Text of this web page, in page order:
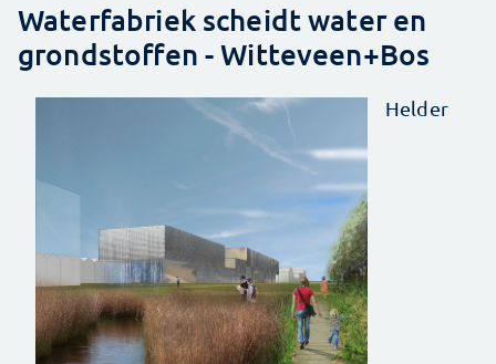
Waterfabriek scheidt water en
grondstoffen - Witteveen+Bos
Helder